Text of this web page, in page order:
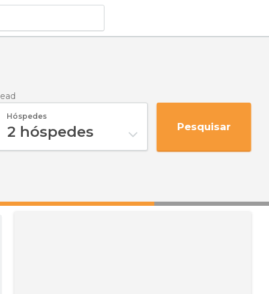
Hóspedes
2 hóspedes Pesquisar